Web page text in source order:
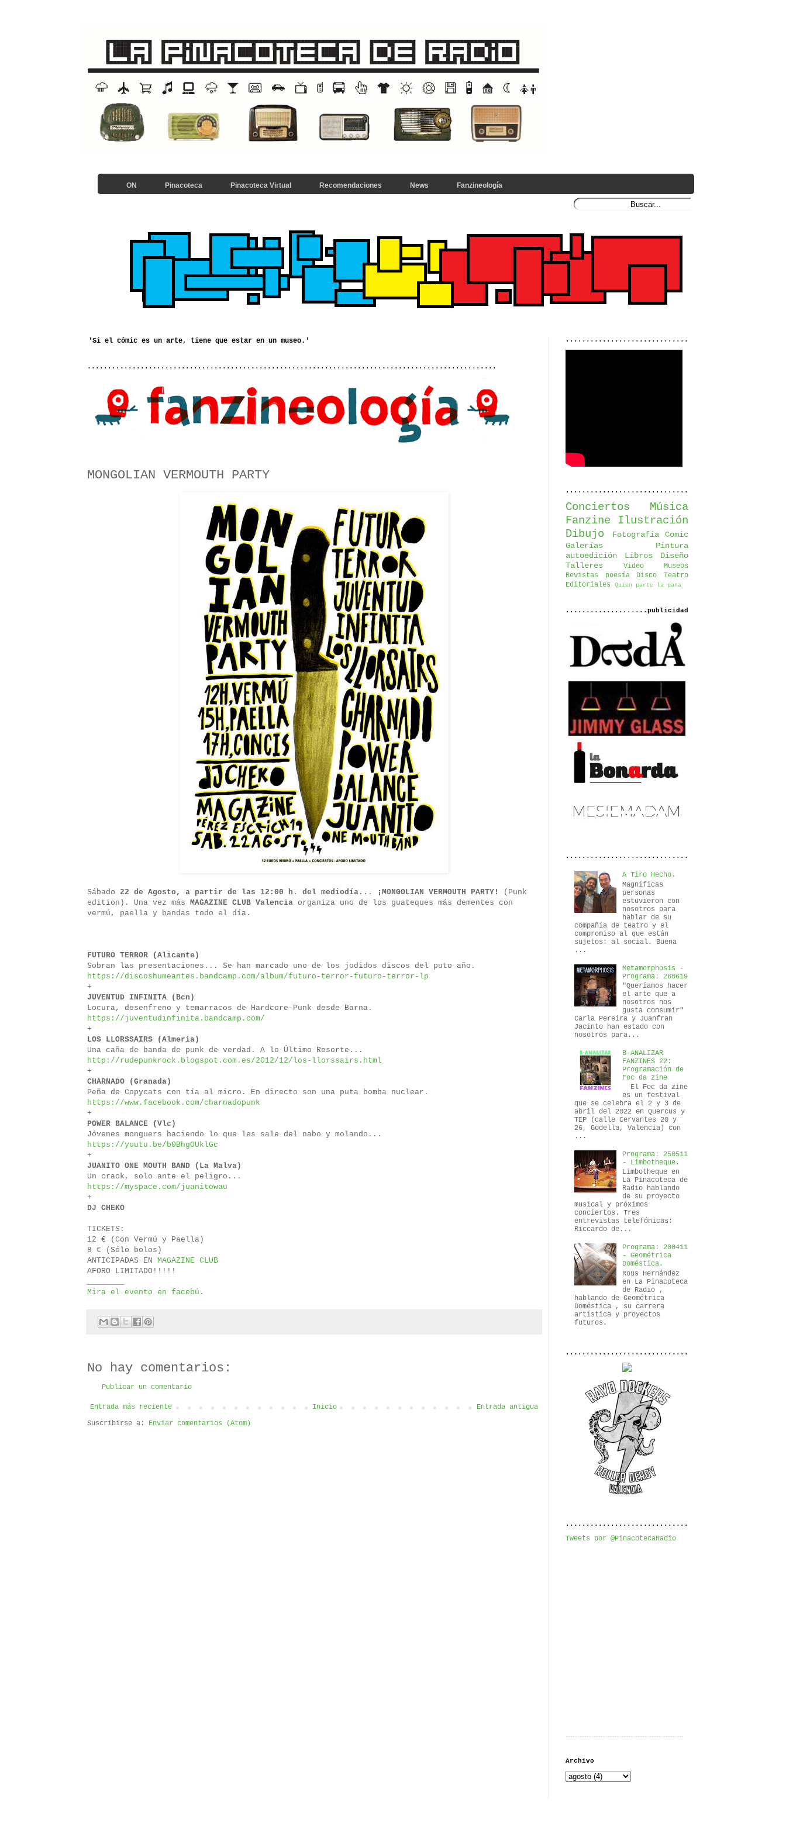
ON Pinacoteca Pinacoteca Virtual Recomendaciones News Fanzineología
....................................................................................................
MONGOLIAN VERMOUTH PARTY
Sábado 22 de Agosto, a partir de las 12:00 h. del mediodía ... ¡MONGOLIAN VERMOUTH PARTY!
(Punk
edition). Una vez más MAGAZINE CLUB Valencia organiza uno de los guateques más dementes con
vermú, paella y bandas todo el día.
FUTURO TERROR (Alicante)
Sobran las presentaciones... Se han marcado uno de los jodidos discos del puto año.
https://discoshumeantes.bandcamp.com/album/futuro-terror-futuro-terror-lp
+
JUVENTUD INFINITA (Bcn)
Locura, desenfreno y temarracos de Hardcore-Punk desde Barna.
https://juventudinfinita.bandcamp.com/
+
LOS LLORSSAIRS (Almería)
Una caña de banda de punk de verdad. A lo Último Resorte...
http://rudepunkrock.blogspot.com.es/2012/12/los-llorssairs.html
+
CHARNADO (Granada)
Peña de Copycats con tía al micro. En directo son una puta bomba nuclear.
https://www.facebook.com/charnadopunk
+
POWER BALANCE (Vlc)
Jóvenes monguers haciendo lo que les sale del nabo y molando...
https://youtu.be/b0BhgOUklGc
+
JUANITO ONE MOUTH BAND (La Malva)
Un crack, solo ante el peligro...
https://myspace.com/juanitowau
+
DJ CHEKO
TICKETS:
12 € (Con Vermú y Paella)
8 € (Sólo bolos)
ANTICIPADAS EN MAGAZINE CLUB
AFORO LIMITADO!!!!!
Mira el evento en facebú.
No hay comentarios:
Publicar un comentario
Entrada más reciente Entrada antigua
Inicio
Suscribirse a: Enviar comentarios (Atom)
..............................
..............................
Conciertos
Música
Fanzine
Ilustración
Dibujo
Fotografía
Comic
Galerías
Pintura
autoedición
Libros
Diseño
Talleres
Video
Museos
Revistas
poesía Disco
Teatro
Editoriales
Quien parte la pana
....................publicidad
..............................
A Tiro Hecho.
Magníficas
personas
estuvieron con
nosotros para
hablar de su
compañía de teatro y el
compromiso al que están
sujetos: al social. Buena
...
Metamorphosis -
Programa: 260619
"Queríamos hacer
el arte que a
nosotros nos
gusta consumir"
Carla Pereira y Juanfran
Jacinto han estado con
nosotros para...
B-ANALIZAR
FANZINES 22:
Programación de
Foc da zine
El Foc da zine
es un festival
que se celebra el 2 y 3 de
abril del 2022 en Quercus y
TEP (calle Cervantes 20 y
26, Godella, Valencia) con
...
Programa: 250511
- Limbotheque.
Limbotheque en
La Pinacoteca de
Radio hablando
de su proyecto
musical y próximos
conciertos. Tres
entrevistas telefónicas:
Riccardo de...
Programa: 200411
- Geométrica
Doméstica.
Rous Hernández
en La Pinacoteca
de Radio ,
hablando de Geométrica
Doméstica , su carrera
artística y proyectos
futuros.
..............................
..............................
Tweets por @PinacotecaRadio
Archivo